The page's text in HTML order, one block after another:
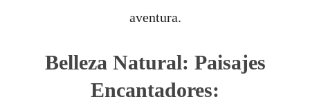
aventura.
Belleza Natural: Paisajes
Encantadores: